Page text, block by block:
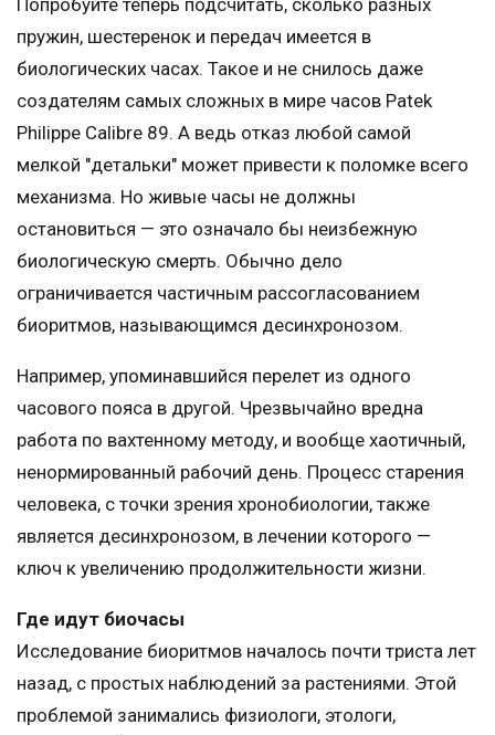
Попробуйте теперь подсчитать, сколько разных
пружин, шестеренок и передач имеется в
биологических часах. Такое и не снилось даже
создателям самых сложных в мире часов Patek
Philippe Calibre 89. А ведь отказ любой самой
мелкой "детальки" может привести к поломке всего
механизма. Но живые часы не должны
остановиться — это означало бы неизбежную
биологическую смерть. Обычно дело
ограничивается частичным рассогласованием
биоритмов, называющимся десинхронозом.
Например, упоминавшийся перелет из одного
часового пояса в другой. Чрезвычайно вредна
работа по вахтенному методу, и вообще хаотичный,
ненормированный рабочий день. Процесс старения
человека, с точки зрения хронобиологии, также
является десинхронозом, в лечении которого —
ключ к увеличению продолжительности жизни.
Где идут биочасы
Исследование биоритмов началось почти триста лет
назад, с простых наблюдений за растениями. Этой
проблемой занимались физиологи, этологи,